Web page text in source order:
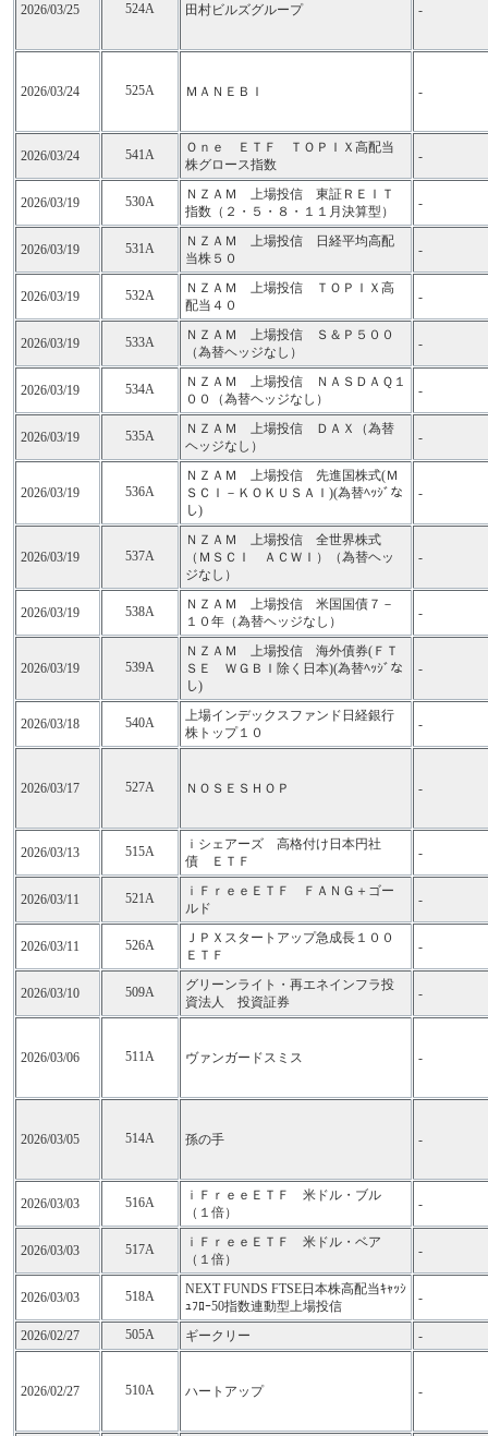
2026/03/25 524A 田村ビルズグループ -
2026/03/24 525A ＭＡＮＥＢＩ -
2026/03/24 541A
Ｏｎｅ ＥＴＦ ＴＯＰＩＸ高配当
株グロース指数
-
2026/03/19 530A
ＮＺＡＭ 上場投信 東証ＲＥＩＴ
指数（２・５・８・１１月決算型）
-
2026/03/19 531A
ＮＺＡＭ 上場投信 日経平均高配
当株５０
-
2026/03/19 532A
ＮＺＡＭ 上場投信 ＴＯＰＩＸ高
配当４０
-
2026/03/19 533A
ＮＺＡＭ 上場投信 Ｓ＆Ｐ５００
（為替ヘッジなし）
-
2026/03/19 534A
ＮＺＡＭ 上場投信 ＮＡＳＤＡＱ１
００（為替ヘッジなし）
-
2026/03/19 535A
ＮＺＡＭ 上場投信 ＤＡＸ（為替
ヘッジなし）
-
2026/03/19 536A
ＮＺＡＭ 上場投信 先進国株式(Ｍ
ＳＣＩ－ＫＯＫＵＳＡＩ)(為替ﾍｯｼﾞな
し)
-
2026/03/19 537A
ＮＺＡＭ 上場投信 全世界株式
（ＭＳＣＩ ＡＣＷＩ）（為替ヘッ
ジなし）
-
2026/03/19 538A
ＮＺＡＭ 上場投信 米国国債７－
１０年（為替ヘッジなし）
-
2026/03/19 539A
ＮＺＡＭ 上場投信 海外債券(ＦＴ
ＳＥ ＷＧＢＩ除く日本)(為替ﾍｯｼﾞな
し)
-
2026/03/18 540A
上場インデックスファンド日経銀行
株トップ１０
-
2026/03/17 527A ＮＯＳＥＳＨＯＰ -
2026/03/13 515A
ｉシェアーズ 高格付け日本円社
債 ＥＴＦ
-
2026/03/11 521A
ｉＦｒｅｅＥＴＦ ＦＡＮＧ＋ゴー
ルド
-
2026/03/11 526A
ＪＰＸスタートアップ急成長１００
ＥＴＦ
-
2026/03/10 509A
グリーンライト・再エネインフラ投
資法人 投資証券
-
2026/03/06 511A ヴァンガードスミス -
2026/03/05 514A 孫の手 -
2026/03/03 516A
ｉＦｒｅｅＥＴＦ 米ドル・ブル
（１倍）
-
2026/03/03 517A
ｉＦｒｅｅＥＴＦ 米ドル・ベア
（１倍）
-
2026/03/03 518A
NEXT FUNDS FTSE日本株高配当ｷｬｯｼ
ｭﾌﾛｰ50指数連動型上場投信
-
2026/02/27 505A ギークリー -
2026/02/27 510A ハートアップ -